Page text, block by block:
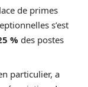
de primes
s’est
% des postes
particulier, a